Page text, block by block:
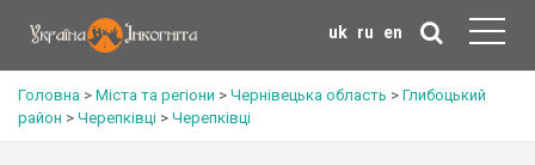
uk ru en
Головна > Міста та регіони > Чернівецька область > Глибоцький
район > Черепківці > Черепківці